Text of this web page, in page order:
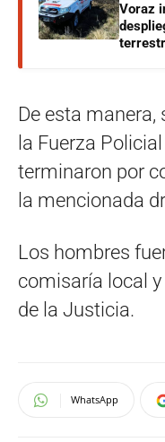
Voraz
De esta
la Fuerza
terminaron por
la mencionada
Los hombres
comisaría local
de la Justicia.
WhatsApp